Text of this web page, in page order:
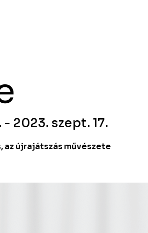
- 2023. szept. 17.
az újrajátszás művészete